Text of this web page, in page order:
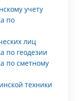
учету
по
лиц
по геодезии
по сметному
техники